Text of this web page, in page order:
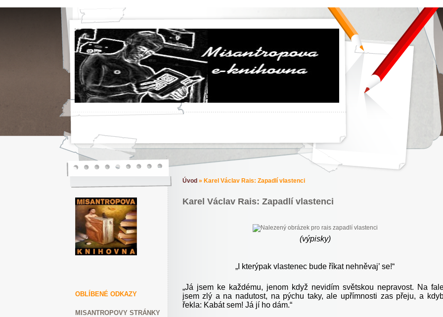
OBLÍBENÉ ODKAZY
MISANTROPOVY STRÁNKY
Úvod » Karel Václav Rais: Zapadlí vlastenci
Karel Václav Rais: Zapadlí vlastenci
(výpisky)
„ I kterýpak vlastenec bude říkat nehněvaj’ se!“
„Já jsem ke každému, jenom když nevidím světskou nepravost. Na
jsem zlý a na nadutost, na pýchu taky, ale upřímnosti zas přeju, a
řekla: Kabát sem! Já jí ho dám.“